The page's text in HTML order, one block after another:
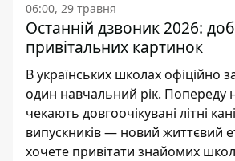
06:00, 29 травня
Останній дзвоник 2026:
привітальних картинок
В українських школах офіційно
один навчальний рік. Попереду
чекають довгоочікувані літні
випускників — новий життєвий
хочете привітати знайомих